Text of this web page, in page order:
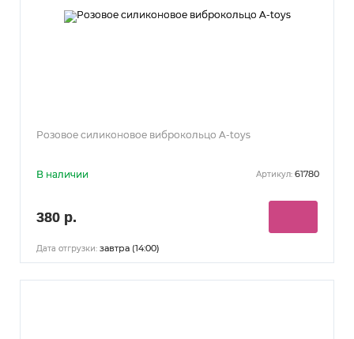
Розовое силиконовое виброкольцо A-toys
В наличии Артикул: 61780
380 р.
Дата отгрузки: завтра (14:00)